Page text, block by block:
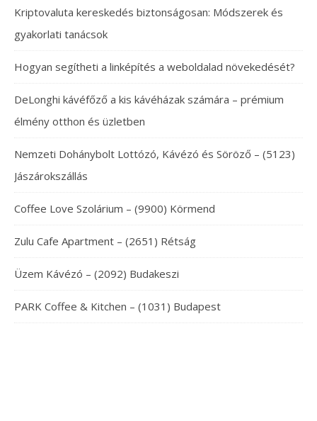
Kriptovaluta kereskedés biztonságosan: Módszerek és
gyakorlati tanácsok
Hogyan segítheti a linképítés a weboldalad növekedését?
DeLonghi kávéfőző a kis kávéházak számára – prémium
élmény otthon és üzletben
Nemzeti Dohánybolt Lottózó, Kávézó és Söröző – (5123)
Jászárokszállás
Coffee Love Szolárium – (9900) Körmend
Zulu Cafe Apartment – (2651) Rétság
Üzem Kávézó – (2092) Budakeszi
PARK Coffee & Kitchen – (1031) Budapest